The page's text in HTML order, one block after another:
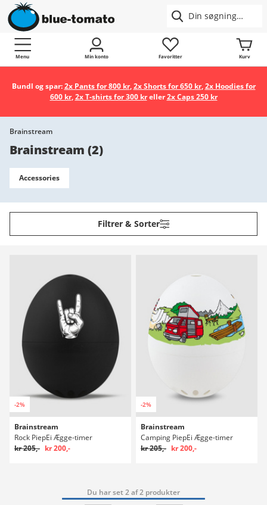
Menu Min konto Favoritter Kurv
Bundl og spar:2x Pants for 800 kr,2x Shorts for 650 kr,2x Hoodies for
600 kr,2x T-shirts for 300 kreller2x Caps 250 kr
Brainstream
Brainstream (2)
Accessories
Filtrer & Sorter
-2%
Brainstream
Rock PiepEi Ægge-timer
kr 205,- kr 200,-
-2%
Brainstream
Camping PiepEi Ægge-timer
kr 205,- kr 200,-
Du har set 2 af 2 produkter